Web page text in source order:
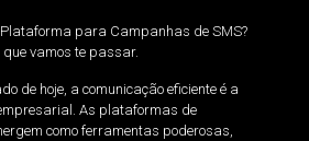
para Campanhas de SMS?
vamos te passar.
de hoje, a comunicação eficiente é a
As plataformas de
como ferramentas poderosas,